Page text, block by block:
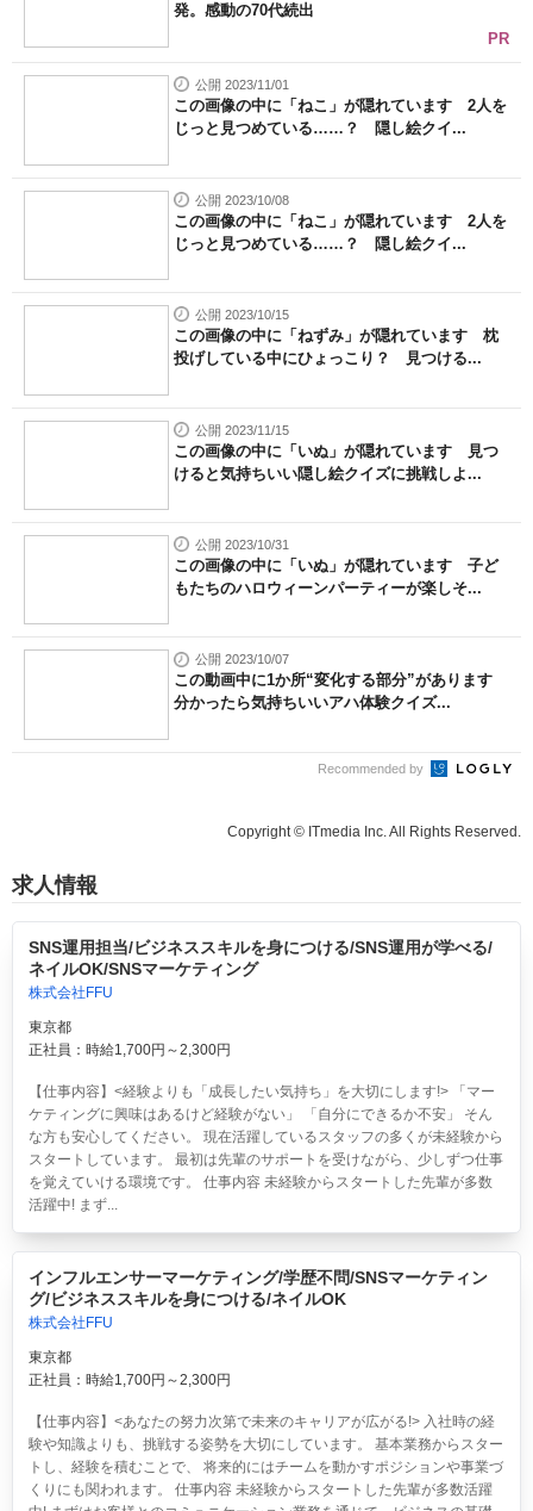
発。感動の70代続出
PR
公開 2023/11/01
この画像の中に「ねこ」が隠れています 2人を
じっと見つめている……？ 隠し絵クイ...
公開 2023/10/08
この画像の中に「ねこ」が隠れています 2人を
じっと見つめている……？ 隠し絵クイ...
公開 2023/10/15
この画像の中に「ねずみ」が隠れています 枕
投げしている中にひょっこり？ 見つける...
公開 2023/11/15
この画像の中に「いぬ」が隠れています 見つ
けると気持ちいい隠し絵クイズに挑戦しよ...
公開 2023/10/31
この画像の中に「いぬ」が隠れています 子ど
もたちのハロウィーンパーティーが楽しそ...
公開 2023/10/07
この動画中に1か所“変化する部分”があります
分かったら気持ちいいアハ体験クイズ...
Recommended by
Copyright © ITmedia Inc. All Rights Reserved.
求人情報
SNS運用担当/ビジネススキルを身につける/SNS運用が学べる/
ネイルOK/SNSマーケティング
株式会社FFU
東京都
正社員：時給1,700円～2,300円
【仕事内容】<経験よりも「成長したい気持ち」を大切にします!> 「マー
ケティングに興味はあるけど経験がない」 「自分にできるか不安」 そん
な方も安心してください。 現在活躍しているスタッフの多くが未経験から
スタートしています。 最初は先輩のサポートを受けながら、少しずつ仕事
を覚えていける環境です。 仕事内容 未経験からスタートした先輩が多数
活躍中! まず...
インフルエンサーマーケティング/学歴不問/SNSマーケティン
グ/ビジネススキルを身につける/ネイルOK
株式会社FFU
東京都
正社員：時給1,700円～2,300円
【仕事内容】<あなたの努力次第で未来のキャリアが広がる!> 入社時の経
験や知識よりも、挑戦する姿勢を大切にしています。 基本業務からスター
トし、経験を積むことで、 将来的にはチームを動かすポジションや事業づ
くりにも関われます。 仕事内容 未経験からスタートした先輩が多数活躍